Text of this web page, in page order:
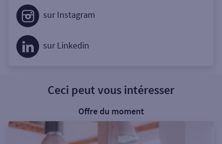
sur Instagram
sur Linkedin
Ceci peut vous intéresser
Offre du moment